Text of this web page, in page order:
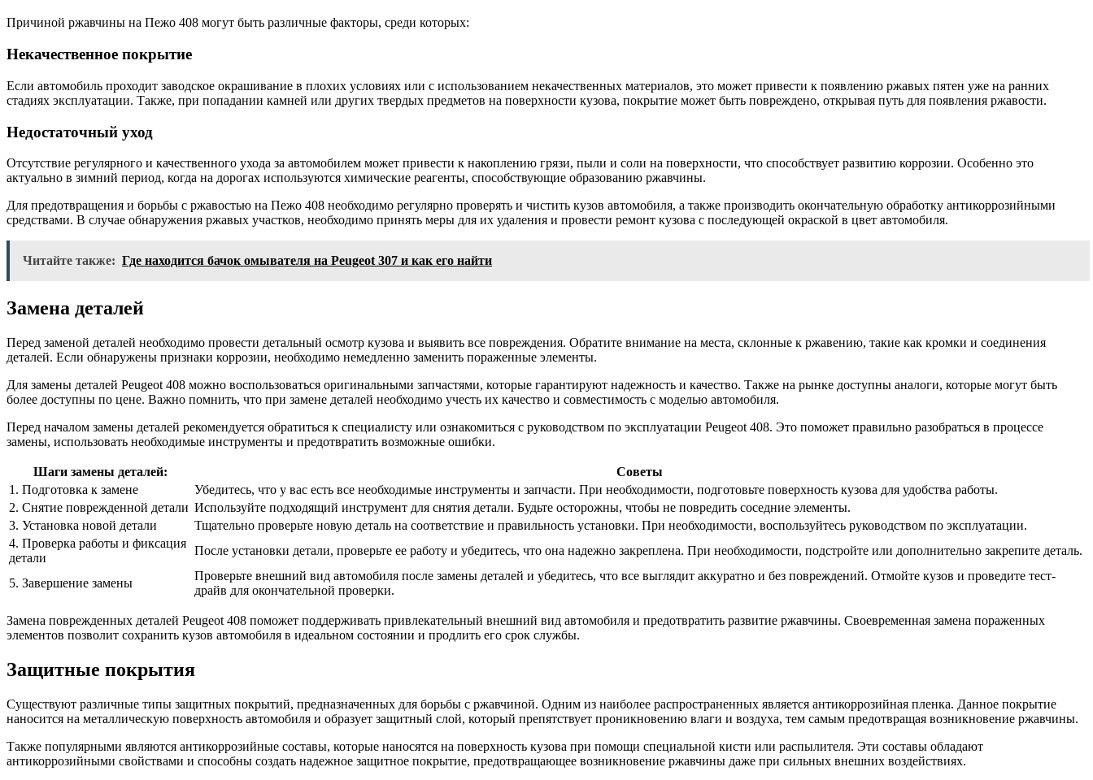
Причиной ржавчины на Пежо 408 могут быть различные факторы, среди которых:
Некачественное покрытие
Если автомобиль проходит заводское окрашивание в плохих условиях или с использованием некачественных материалов, это может привести к появлению ржавых пятен уже на ранних
стадиях эксплуатации. Также, при попадании камней или других твердых предметов на поверхности кузова, покрытие может быть повреждено, открывая путь для появления ржавости.
Недостаточный уход
Отсутствие регулярного и качественного ухода за автомобилем может привести к накоплению грязи, пыли и соли на поверхности, что способствует развитию коррозии. Особенно это
актуально в зимний период, когда на дорогах используются химические реагенты, способствующие образованию ржавчины.
Для предотвращения и борьбы с ржавостью на Пежо 408 необходимо регулярно проверять и чистить кузов автомобиля, а также производить окончательную обработку антикоррозийными
средствами. В случае обнаружения ржавых участков, необходимо принять меры для их удаления и провести ремонт кузова с последующей окраской в цвет автомобиля.
Читайте также: Где находится бачок омывателя на Peugeot 307 и как его найти
Замена деталей
Перед заменой деталей необходимо провести детальный осмотр кузова и выявить все повреждения. Обратите внимание на места, склонные к ржавению, такие как кромки и соединения
деталей. Если обнаружены признаки коррозии, необходимо немедленно заменить пораженные элементы.
Для замены деталей Peugeot 408 можно воспользоваться оригинальными запчастями, которые гарантируют надежность и качество. Также на рынке доступны аналоги, которые могут быть
более доступны по цене. Важно помнить, что при замене деталей необходимо учесть их качество и совместимость с моделью автомобиля.
Перед началом замены деталей рекомендуется обратиться к специалисту или ознакомиться с руководством по эксплуатации Peugeot 408. Это поможет правильно разобраться в процессе
замены, использовать необходимые инструменты и предотвратить возможные ошибки.
Шаги замены деталей:
Советы
1. Подготовка к замене
Убедитесь, что у вас есть все необходимые инструменты и запчасти. При необходимости, подготовьте поверхность кузова для удобства работы.
2. Снятие поврежденной детали Используйте подходящий инструмент для снятия детали. Будьте осторожны, чтобы не повредить соседние элементы.
3. Установка новой детали
Тщательно проверьте новую деталь на соответствие и правильность установки. При необходимости, воспользуйтесь руководством по эксплуатации.
4. Проверка работы и фиксация
детали
После установки детали, проверьте ее работу и убедитесь, что она надежно закреплена. При необходимости, подстройте или дополнительно закрепите деталь.
5. Завершение замены
Проверьте внешний вид автомобиля после замены деталей и убедитесь, что все выглядит аккуратно и без повреждений. Отмойте кузов и проведите тест-
драйв для окончательной проверки.
Замена поврежденных деталей Peugeot 408 поможет поддерживать привлекательный внешний вид автомобиля и предотвратить развитие ржавчины. Своевременная замена пораженных
элементов позволит сохранить кузов автомобиля в идеальном состоянии и продлить его срок службы.
Защитные покрытия
Существуют различные типы защитных покрытий, предназначенных для борьбы с ржавчиной. Одним из наиболее распространенных является антикоррозийная пленка. Данное покрытие
наносится на металлическую поверхность автомобиля и образует защитный слой, который препятствует проникновению влаги и воздуха, тем самым предотвращая возникновение ржавчины.
Также популярными являются антикоррозийные составы, которые наносятся на поверхность кузова при помощи специальной кисти или распылителя. Эти составы обладают
антикоррозийными свойствами и способны создать надежное защитное покрытие, предотвращающее возникновение ржавчины даже при сильных внешних воздействиях.